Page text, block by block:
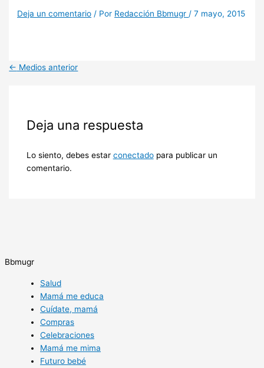
Deja un comentario / Por Redacción Bbmugr /7 mayo, 2015
← Medios anterior
Deja una respuesta
Lo siento, debes estar conectadopara publicar un
comentario.
Bbmugr
Salud
Mamá me educa
Cuídate, mamá
Compras
Celebraciones
Mamá me mima
Futuro bebé